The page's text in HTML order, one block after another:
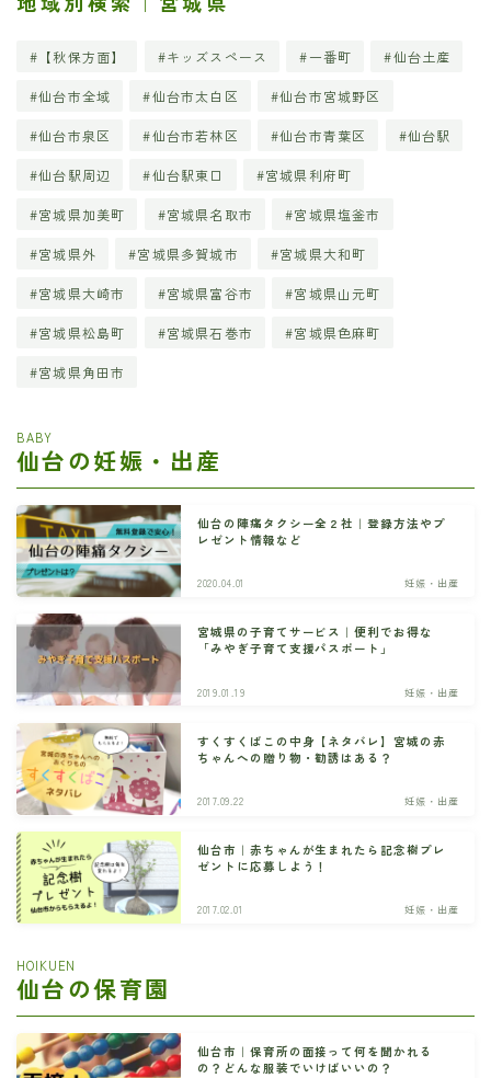
【秋保方面】 キッズスペース 一番町 仙台土産
仙台市全域 仙台市太白区 仙台市宮城野区
仙台市泉区 仙台市若林区 仙台市青葉区 仙台駅
仙台駅周辺 仙台駅東口 宮城県利府町
宮城県加美町 宮城県名取市 宮城県塩釜市
宮城県外 宮城県多賀城市 宮城県大和町
宮城県大崎市 宮城県富谷市 宮城県山元町
宮城県松島町 宮城県石巻市 宮城県色麻町
宮城県角田市
BABY
仙台の妊娠・出産
仙台の陣痛タクシー全２社｜登録方法やプ
レゼント情報など
2020.04.01 妊娠・出産
宮城県の子育てサービス｜便利でお得な
「みやぎ子育て支援パスポート」
2019.01.19 妊娠・出産
すくすくばこの中身【ネタバレ】宮城の赤
ちゃんへの贈り物・勧誘はある？
2017.09.22 妊娠・出産
仙台市｜赤ちゃんが生まれたら記念樹プレ
ゼントに応募しよう！
2017.02.01 妊娠・出産
HOIKUEN
仙台の保育園
仙台市｜保育所の面接って何を聞かれる
の？どんな服装でいけばいいの？